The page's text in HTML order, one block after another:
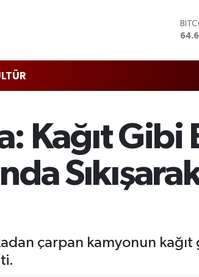
Kağıt Gibi
çarpan kamyonun kağıt